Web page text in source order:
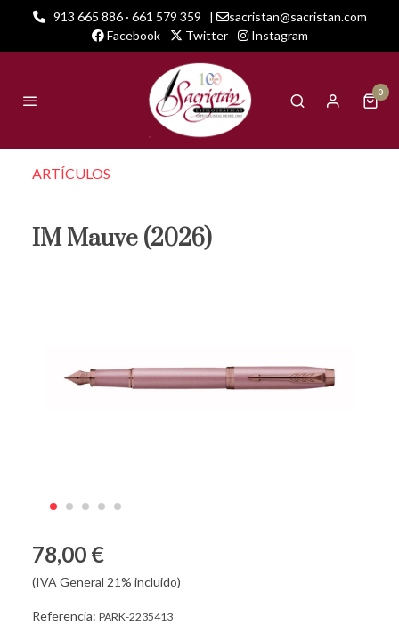
913 665 886 · 661 579 359 |
sacristan@sacristan.com
Facebook
Twitter Instagram
0
ARTÍCULOS
IM Mauve (2026)
78,00 €
(IVA General 21% incluido)
Referencia: PARK-2235413